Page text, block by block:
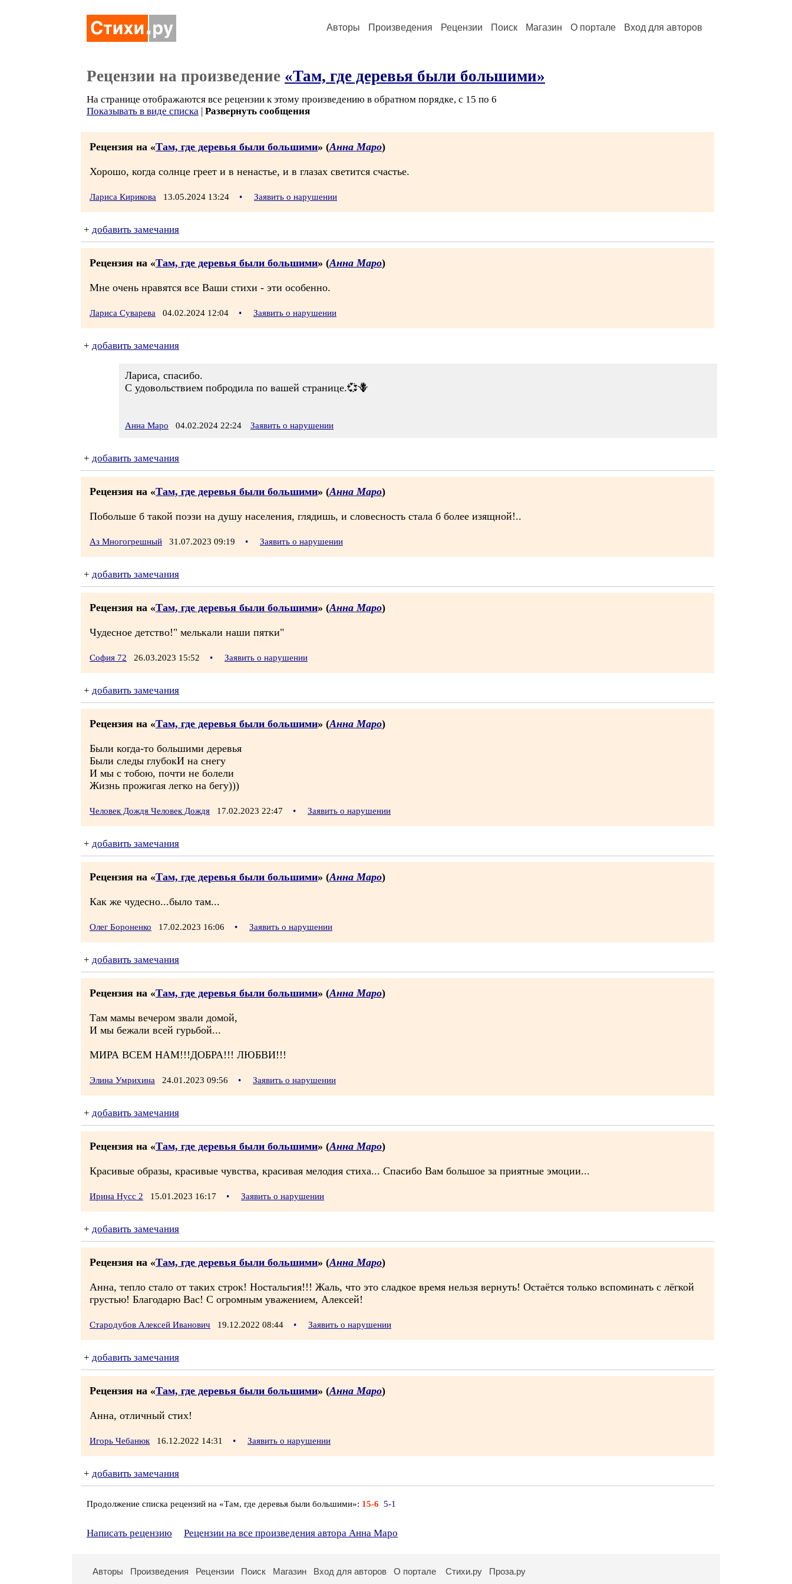
Авторы Произведения Рецензии Поиск Магазин О портале Вход для авторов
Рецензии на произведение «Там, где деревья были большими»
На странице отображаются все рецензии к этому произведению в обратном порядке, с 15 по 6
Показывать в виде списка | Развернуть сообщения
Рецензия на «Там, где деревья были большими» (Анна Маро)
Хорошо, когда солнце греет и в ненастье, и в глазах светится счастье.
Лариса Кирикова 13.05.2024 13:24 • Заявить о нарушении
+ добавить замечания
Рецензия на «Там, где деревья были большими» (Анна Маро)
Мне очень нравятся все Ваши стихи - эти особенно.
Лариса Суварева 04.02.2024 12:04 • Заявить о нарушении
+ добавить замечания
Лариса, спасибо.
С удовольствием побродила по вашей странице.💞🪻
Анна Маро 04.02.2024 22:24 Заявить о нарушении
+ добавить замечания
Рецензия на «Там, где деревья были большими» (Анна Маро)
Побольше б такой поэзи на душу населения, глядишь, и словесность стала б более изящной!..
Аз Многогрешный 31.07.2023 09:19 • Заявить о нарушении
+ добавить замечания
Рецензия на «Там, где деревья были большими» (Анна Маро)
Чудесное детство!" мелькали наши пятки"
София 72 26.03.2023 15:52 • Заявить о нарушении
+ добавить замечания
Рецензия на «Там, где деревья были большими» (Анна Маро)
Были когда-то большими деревья
Были следы глубокИ на снегу
И мы с тобою, почти не болели
Жизнь прожигая легко на бегу)))
Человек Дождя Человек Дождя 17.02.2023 22:47 • Заявить о нарушении
+ добавить замечания
Рецензия на «Там, где деревья были большими» (Анна Маро)
Как же чудесно...было там...
Олег Бороненко 17.02.2023 16:06 • Заявить о нарушении
+ добавить замечания
Рецензия на «Там, где деревья были большими» (Анна Маро)
Там мамы вечером звали домой,
И мы бежали всей гурьбой...
МИРА ВСЕМ НАМ!!!ДОБРА!!! ЛЮБВИ!!!
Элина Умрихина 24.01.2023 09:56 • Заявить о нарушении
+ добавить замечания
Рецензия на «Там, где деревья были большими» (Анна Маро)
Красивые образы, красивые чувства, красивая мелодия стиха... Спасибо Вам большое за приятные эмоции...
Ирина Нусс 2 15.01.2023 16:17 • Заявить о нарушении
+ добавить замечания
Рецензия на «Там, где деревья были большими» (Анна Маро)
Анна, тепло стало от таких строк! Ностальгия!!! Жаль, что это сладкое время нельзя вернуть! Остаётся только вспоминать с лёгкой
грустью! Благодарю Вас! С огромным уважением, Алексей!
Стародубов Алексей Иванович 19.12.2022 08:44 • Заявить о нарушении
+ добавить замечания
Рецензия на «Там, где деревья были большими» (Анна Маро)
Анна, отличный стих!
Игорь Чебанюк 16.12.2022 14:31 • Заявить о нарушении
+ добавить замечания
Продолжение списка рецензий на «Там, где деревья были большими»: 15-6 5-1
Написать рецензию Рецензии на все произведения автора Анна Маро
Авторы Произведения Рецензии Поиск Магазин Вход для авторов О портале Стихи.ру Проза.ру